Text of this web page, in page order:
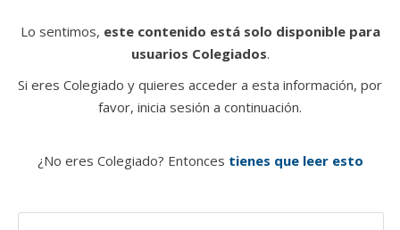
Lo sentimos, este contenido está solo disponible para
usuarios Colegiados.
Si eres Colegiado y quieres acceder a esta información, por
favor, inicia sesión a continuación.
¿No eres Colegiado? Entonces tienes que leer esto